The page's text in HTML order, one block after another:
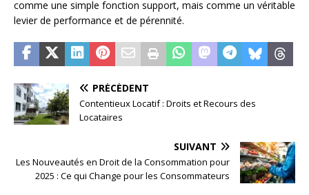
comme une simple fonction support, mais comme un véritable
levier de performance et de pérennité.
PRÉCÉDENT
Contentieux Locatif : Droits et Recours des
Locataires
SUIVANT
Les Nouveautés en Droit de la Consommation pour
2025 : Ce qui Change pour les Consommateurs